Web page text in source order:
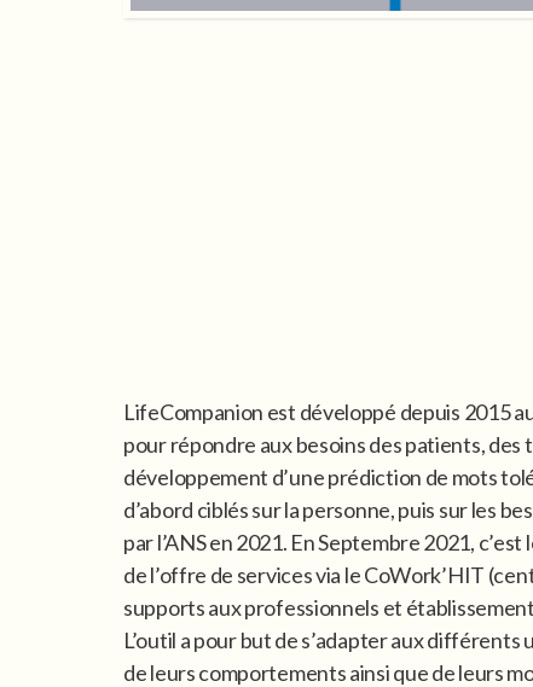
LifeCompanion est développé depuis 2015
pour répondre aux besoins des patients,
développement d’une prédiction de mots
d’abord ciblés sur la personne, puis sur les
par l’ANS en 2021. En Septembre 2021,
de l’offre de services via le CoWork’HIT
supports aux professionnels et
L’outil a pour but de s’adapter aux
de leurs comportements ainsi que de leurs